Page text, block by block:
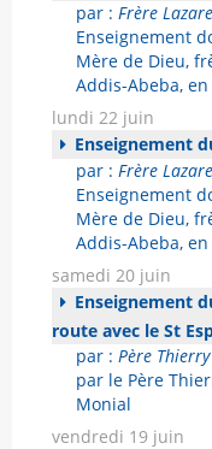
par : Frère
Enseignement
Mère de Dieu,
Addis-Abeba,
lundi 22 juin
Enseignement
par : Frère
Enseignement
Mère de Dieu,
Addis-Abeba,
samedi 20 juin
Enseignement
route avec le St
par : Père
par le Père
Monial
vendredi 19 juin